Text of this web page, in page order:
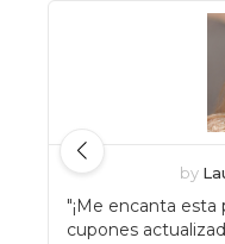
by
"¡Me encanta
cupones